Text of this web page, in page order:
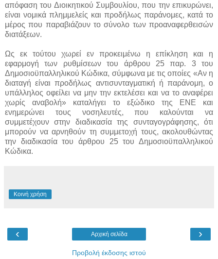
απόφαση του Διοικητικού Συμβουλίου, που την επικυρώνει,
είναι νομικά πλημμελείς και προδήλως παράνομες, κατά το
μέρος που παραβιάζουν το σύνολο των προαναφερθεισών
διατάξεων.
Ως εκ τούτου χωρεί εν προκειμένω η επίκληση και η
εφαρμογή των ρυθμίσεων του άρθρου 25 παρ. 3 του
Δημοσιοϋπαλληλικού Κώδικα, σύμφωνα με τις οποίες «Αν η
διαταγή είναι προδήλως αντισυνταγματική ή παράνομη, ο
υπάλληλος οφείλει να μην την εκτελέσει και να το αναφέρει
χωρίς αναβολή» καταλήγει το εξώδικο της ΕΝΕ και
ενημερώνει τους νοσηλευτές, που καλούνται να
συμμετέχουν στην διαδικασία της συνταγογράφησης, ότι
μπορούν να αρνηθούν τη συμμετοχή τους, ακολουθώντας
την διαδικασία του άρθρου 25 του Δημοσιοϋπαλληλικού
Κώδικα.
Κοινή χρήση
‹ ›
Αρχική σελίδα
Προβολή έκδοσης ιστού